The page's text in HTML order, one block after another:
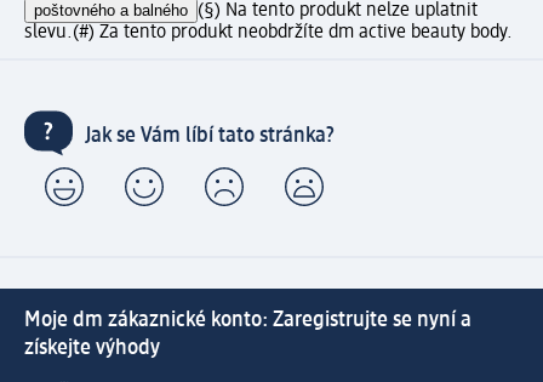
poštovného a balného (§) Na tento produkt nelze uplatnit
slevu.(#) Za tento produkt neobdržíte dm active beauty body.
Jak se Vám líbí tato stránka?
Moje dm zákaznické konto: Zaregistrujte se nyní a
získejte výhody